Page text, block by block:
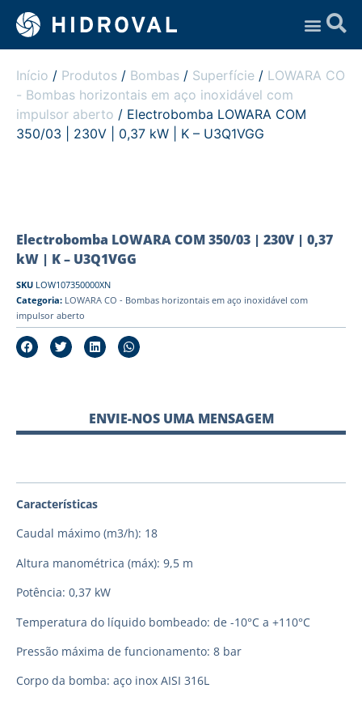
Início / Produtos / Bombas / Superfície / LOWARA CO
- Bombas horizontais em aço inoxidável com
impulsor aberto / Electrobomba LOWARA COM
350/03 | 230V | 0,37 kW | K – U3Q1VGG
Electrobomba LOWARA COM 350/03 | 230V | 0,37
kW | K – U3Q1VGG
SKU LOW107350000XN
Categoria: LOWARA CO - Bombas horizontais em aço inoxidável com
impulsor aberto
ENVIE-NOS UMA MENSAGEM
Características
Caudal máximo (m3/h): 18
Altura manométrica (máx): 9,5 m
Potência: 0,37 kW
Temperatura do líquido bombeado: de -10°C a +110°C
Pressão máxima de funcionamento: 8 bar
Corpo da bomba: aço inox AISI 316L